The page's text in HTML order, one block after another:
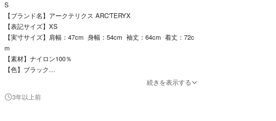
S
【ブランド名】アークテリクス ARC'TERYX
【表記サイズ】XS
【実寸サイズ】肩幅：47cm 身幅：54cm 袖丈：64cm 着丈：72c
m
【素材】ナイロン100％
【色】ブラック
す。 ※あくまでも中古品ですので掲載写真や記載内容をご確認いただ
続きを表示する
3年以上前